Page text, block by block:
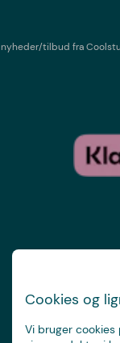
Cookies og
Vi bruger
nyheder/tilbud fra